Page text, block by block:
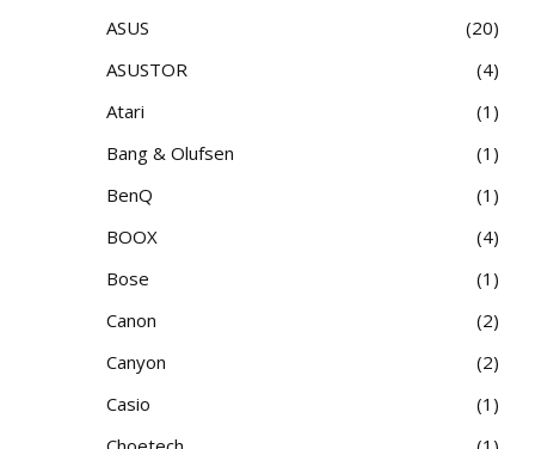
ASUS
20
ASUSTOR
4
Atari
1
Bang & Olufsen
1
BenQ
1
BOOX
4
Bose
1
Canon
2
Canyon
2
Casio
1